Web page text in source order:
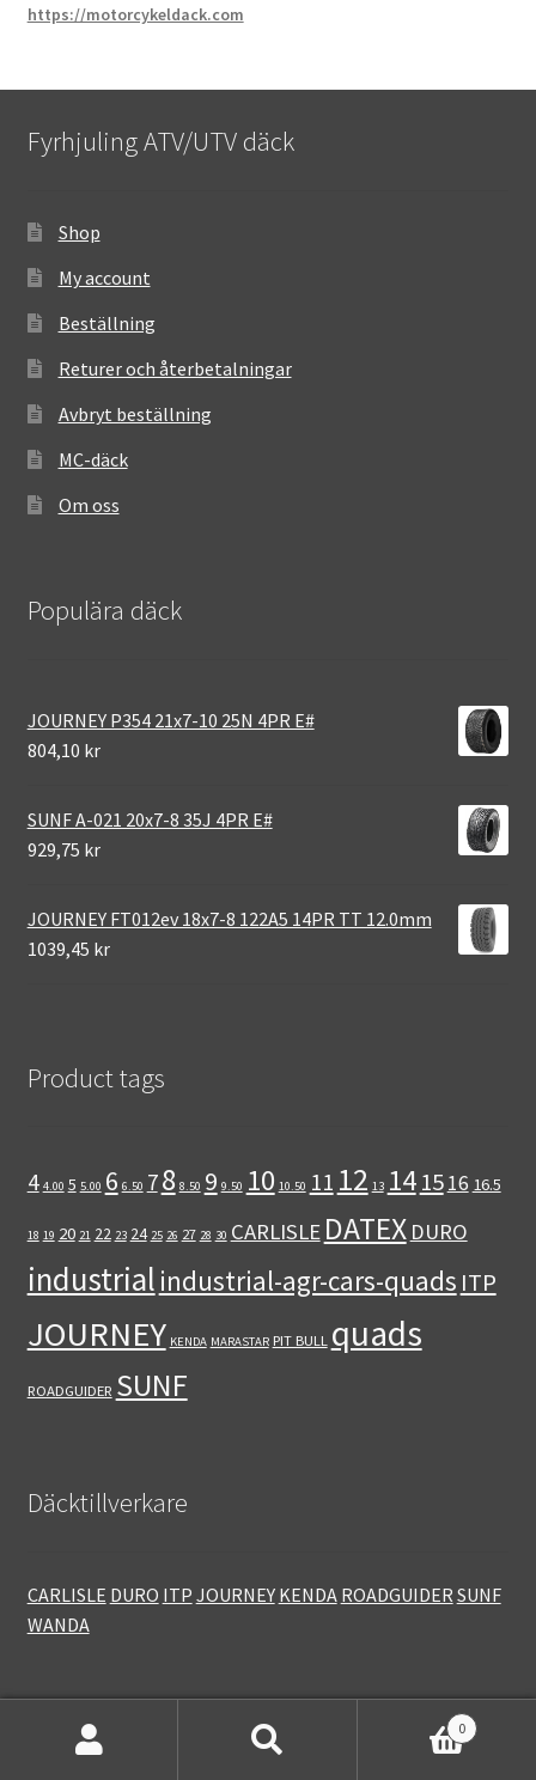
https://motorcykeldack.com
Fyrhjuling ATV/UTV däck
Shop
My account
Beställning
Returer och återbetalningar
Avbryt beställning
MC-däck
Om oss
Populära däck
JOURNEY P354 21x7-10 25N 4PR E#
804,10 kr
SUNF A-021 20x7-8 35J 4PR E#
929,75 kr
JOURNEY FT012ev 18x7-8 122A5 14PR TT 12.0mm
1039,45 kr
Product tags
4 4.00 5 5.00 6 6.50 78 8.50 9 9.50 10 10.50 11 12 13 14 1516 16.5
18 19 20 21 22 23 24 25 26 27 28 30 CARLISLE DATEX DURO
industrial industrial-agr-cars-quads ITP
JOURNEY KENDA MARASTAR PIT BULL quads
ROADGUIDER SUNF
Däcktillverkare
CARLISLE DURO ITP JOURNEY KENDA ROADGUIDER SUNF
WANDA
0